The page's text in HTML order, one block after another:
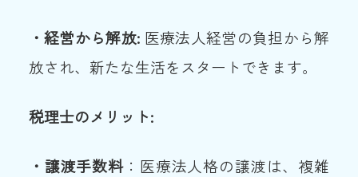
・経営から解放: 医療法人経営の負担から解
放され、新たな生活をスタートできます。
税理士のメリット:
・譲渡手数料：医療法人格の譲渡は、複雑